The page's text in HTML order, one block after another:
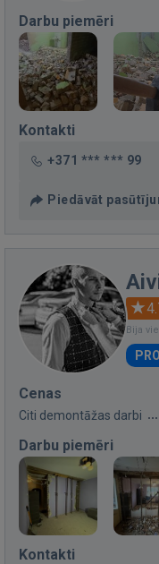
Darbu piemēri
Kontakti
+371 *** *** 99
Piedāvāt
Bija
PRO
Cenas
Citi demontāžas darbi
Darbu piemēri
Kontakti